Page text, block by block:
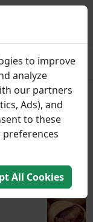
riches
to improve
analyze
our partners
Ads), and
to these
preferences
All Cookies